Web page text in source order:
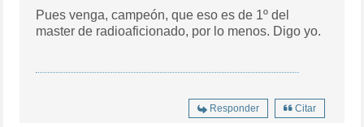
Pues venga, campeón, que eso es de 1º del
master de radioaficionado, por lo menos. Digo yo.
Responder Citar